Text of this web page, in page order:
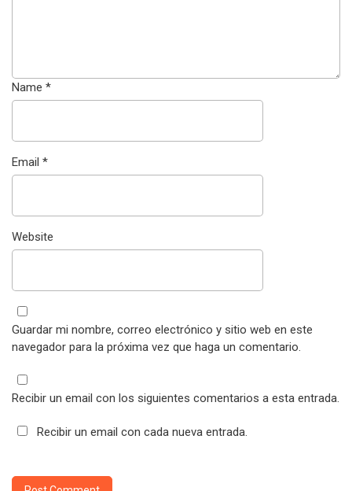
Name *
Email *
Website
Guardar mi nombre, correo electrónico y sitio web en este
navegador para la próxima vez que haga un comentario.
Recibir un email con los siguientes comentarios a esta entrada.
Recibir un email con cada nueva entrada.